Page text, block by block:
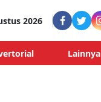
2026
Lainnya